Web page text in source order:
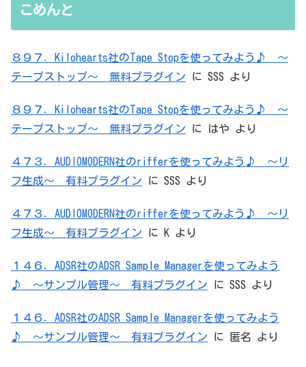
こめんと
８９７．Kilohearts社のTape Stopを使ってみよう♪ ～
テープストップ～ 無料プラグイン に SSS より
８９７．Kilohearts社のTape Stopを使ってみよう♪ ～
テープストップ～ 無料プラグイン に はや より
４７３．AUDIOMODERN社のrifferを使ってみよう♪ ～リ
フ生成～ 有料プラグイン に SSS より
４７３．AUDIOMODERN社のrifferを使ってみよう♪ ～リ
フ生成～ 有料プラグイン に K より
１４６．ADSR社のADSR Sample Managerを使ってみよう
♪ ～サンプル管理～ 有料プラグイン に SSS より
１４６．ADSR社のADSR Sample Managerを使ってみよう
♪ ～サンプル管理～ 有料プラグイン に 匿名 より